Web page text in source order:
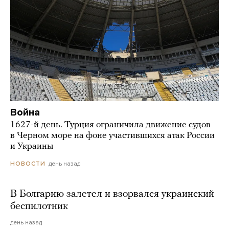
Война
1627-й день. Турция ограничила движение судов
в Черном море на фоне участившихся атак России
и Украины
НОВОСТИ день назад
В Болгарию залетел и взорвался украинский
беспилотник
день назад